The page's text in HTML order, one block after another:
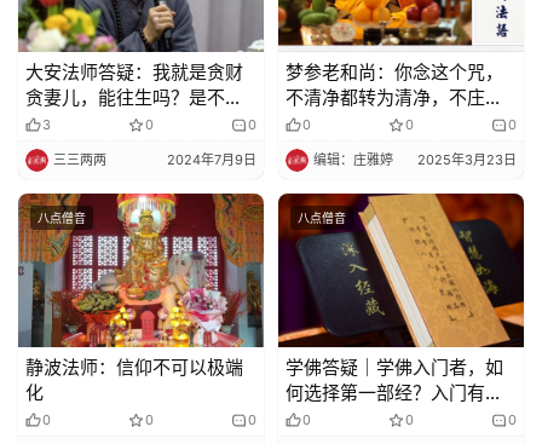
大安法师答疑：我就是贪财
贪妻儿，能往生吗？是不是
信佛力就可以了
3 0 0
三三两两 2024年7月9日
梦参老和尚：你念这个咒，
不清净都转为清净，不庄严
转为庄严
0 0 0
编辑：庄雅婷 2025年3月23日
八点僧音
静波法师：信仰不可以极端
化
0 0 0
八点僧音
学佛答疑｜学佛入门者，如
何选择第一部经？入门有什
么注意事项？
0 0 0